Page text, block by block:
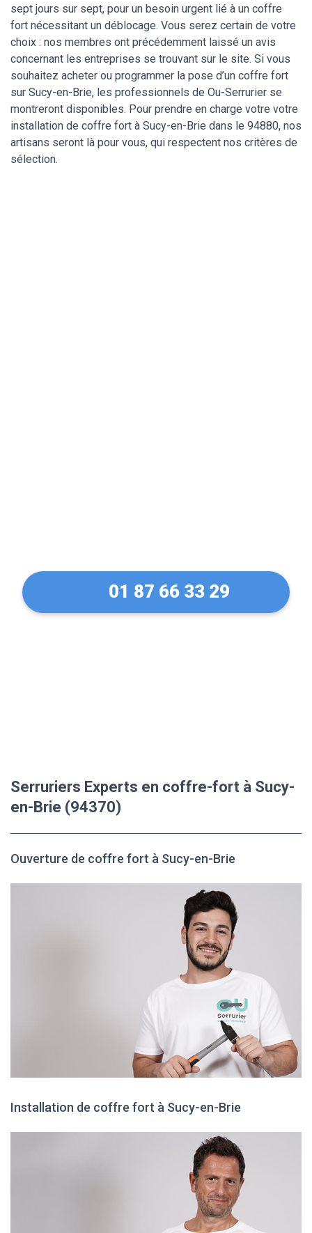
sept jours sur sept, pour un besoin urgent lié à un coffre
fort nécessitant un déblocage. Vous serez certain de votre
choix : nos membres ont précédemment laissé un avis
concernant les entreprises se trouvant sur le site. Si vous
souhaitez acheter ou programmer la pose d’un coffre fort
sur Sucy-en-Brie, les professionnels de Ou-Serrurier se
montreront disponibles. Pour prendre en charge votre votre
installation de coffre fort à Sucy-en-Brie dans le 94880, nos
artisans seront là pour vous, qui respectent nos critères de
sélection.
01 87 66 33 29
Serruriers Experts en coffre-fort à Sucy-
en-Brie (94370)
Ouverture de coffre fort à Sucy-en-Brie
Installation de coffre fort à Sucy-en-Brie